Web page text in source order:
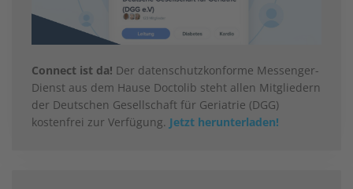
Connect ist da! Der datenschutzkonforme Messenger-
Dienst aus dem Hause Doctolib steht allen Mitgliedern
der Deutschen Gesellschaft für Geriatrie (DGG)
kostenfrei zur Verfügung. Jetzt herunterladen!